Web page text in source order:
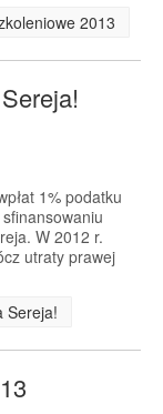
2013
1% podatku
W 2012 r.
utraty prawej
Sereja!